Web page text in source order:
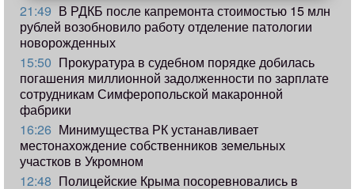
21:49 В РДКБ после капремонта стоимостью 15 млн
рублей возобновило работу отделение патологии
новорожденных
15:50 Прокуратура в судебном порядке добилась
погашения миллионной задолженности по зарплате
сотрудникам Симферопольской макаронной
фабрики
16:26 Минимущества РК устанавливает
местонахождение собственников земельных
участков в Укромном
12:48 Полицейские Крыма посоревновались в